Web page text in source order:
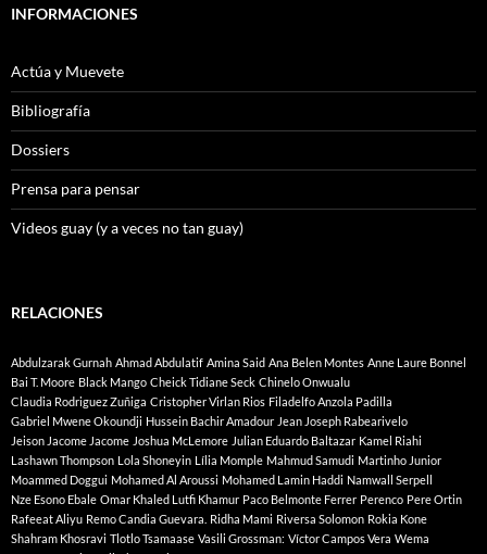
INFORMACIONES
Actúa y Muevete
Bibliografía
Dossiers
Prensa para pensar
Videos guay (y a veces no tan guay)
RELACIONES
Abdulzarak Gurnah Ahmad Abdulatif Amina Said Ana Belen Montes Anne Laure Bonnel
Bai T. Moore Black Mango Cheick Tidiane Seck Chinelo Onwualu
Claudia Rodriguez Zuñiga Cristopher Virlan Rios Filadelfo Anzola Padilla
Gabriel Mwene Okoundji Hussein Bachir Amadour Jean Joseph Rabearivelo
Jeison Jacome Jacome Joshua McLemore Julian Eduardo Baltazar Kamel Riahi
Lashawn Thompson Lola Shoneyin Lília Momple Mahmud Samudi Martinho Junior
Moammed Doggui Mohamed Al Aroussi Mohamed Lamin Haddi Namwall Serpell
Nze Esono Ebale Omar Khaled Lutfi Khamur Paco Belmonte Ferrer Perenco Pere Ortin
Rafeeat Aliyu Remo Candia Guevara. Ridha Mami Riversa Solomon Rokia Kone
Shahram Khosravi Tlotlo Tsamaase Vasili Grossman: Víctor Campos Vera Wema